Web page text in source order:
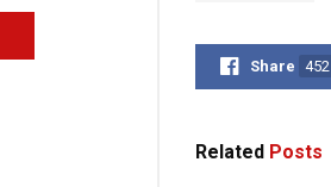
Share 452
Related Posts